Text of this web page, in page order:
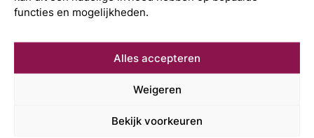
functies en mogelijkheden.
Alles accepteren
Weigeren
Bekijk voorkeuren
hebben we begin dit jaar een ander
in zowel onze klantenkring als in onze
medewerkers. De contacten voor deze
overname kwamen via ons eigen netwerk tot
stand, van mond tot mond dus. Dat is dan wel